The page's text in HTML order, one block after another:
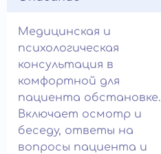
Медицинская и
психологическая
консультация в
комфортной для
пациента обстановке.
Включает осмотр и
беседу, ответы на
вопросы пациента и